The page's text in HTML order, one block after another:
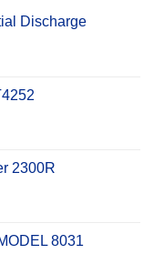
Discharge
2300R
8031